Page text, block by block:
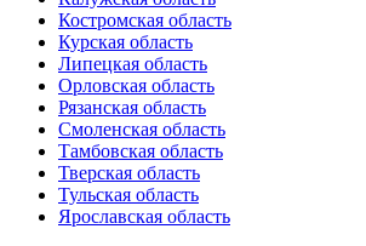
Костромская область
Курская область
Липецкая область
Орловская область
Рязанская область
Смоленская область
Тамбовская область
Тверская область
Тульская область
Ярославская область